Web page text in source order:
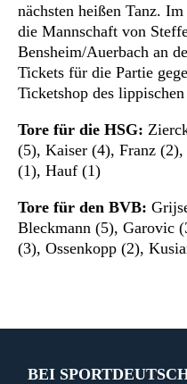
nächsten heißen Tanz.
die Mannschaft von
Bensheim/Auerbach an
Tickets für die Partie
Ticketshop des
Tore für die HSG:
(5), Kaiser (4), Franz
(1), Hauf (1)
Tore für den BVB:
Bleckmann (5), Garovic
(3), Ossenkopp (2),
BEI